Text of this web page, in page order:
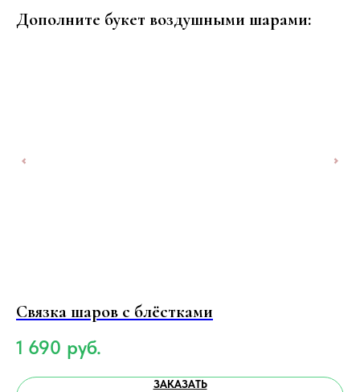
Дополните букет воздушными шарами:
Связка шаров с блёстками
1 690 руб.
ЗАКАЗАТЬ